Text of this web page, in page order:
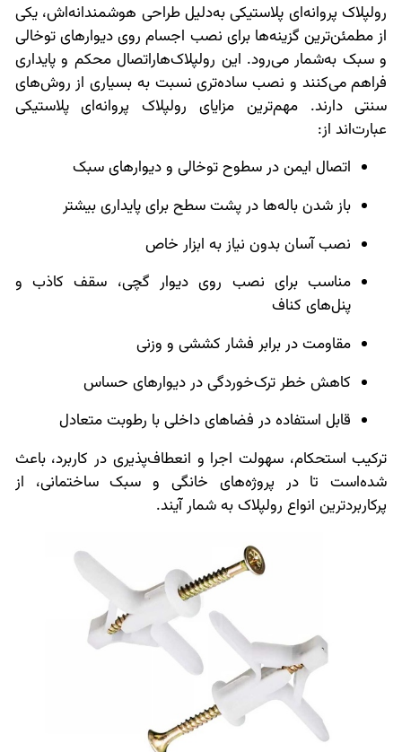
رولپلاک پروانه‌ای پلاستیکی به‌دلیل طراحی هوشمندانه‌اش، یکی
از مطمئن‌ترین گزینه‌ها برای نصب اجسام روی دیوارهای توخالی
و سبک به‌شمار می‌رود. این رولپلاک‌هاراتصال محکم و پایداری
فراهم می‌کنند و نصب ساده‌تری نسبت به بسیاری از روش‌های
سنتی دارند. مهم‌ترین مزایای رولپلاک پروانه‌ای پلاستیکی
عبارت‌اند از:
اتصال ایمن در سطوح توخالی و دیوارهای سبک
باز شدن باله‌ها در پشت سطح برای پایداری بیشتر
نصب آسان بدون نیاز به ابزار خاص
مناسب برای نصب روی دیوار گچی، سقف کاذب و
پنل‌های کناف
مقاومت در برابر فشار کششی و وزنی
کاهش خطر ترک‌خوردگی در دیوارهای حساس
قابل استفاده در فضاهای داخلی با رطوبت متعادل
ترکیب استحکام، سهولت اجرا و انعطاف‌پذیری در کاربرد، باعث
شده‌است تا در پروژه‌های خانگی و سبک ساختمانی، از
پرکاربردترین انواع رولپلاک به شمار آیند.